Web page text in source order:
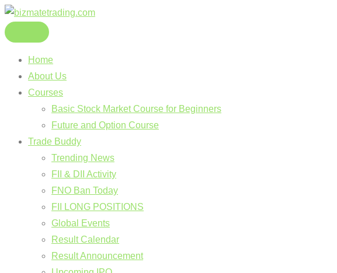
Home
About Us
Courses
Basic Stock Market Course for Beginners
Future and Option Course
Trade Buddy
Trending News
FII & DII Activity
FNO Ban Today
FII LONG POSITIONS
Global Events
Result Calendar
Result Announcement